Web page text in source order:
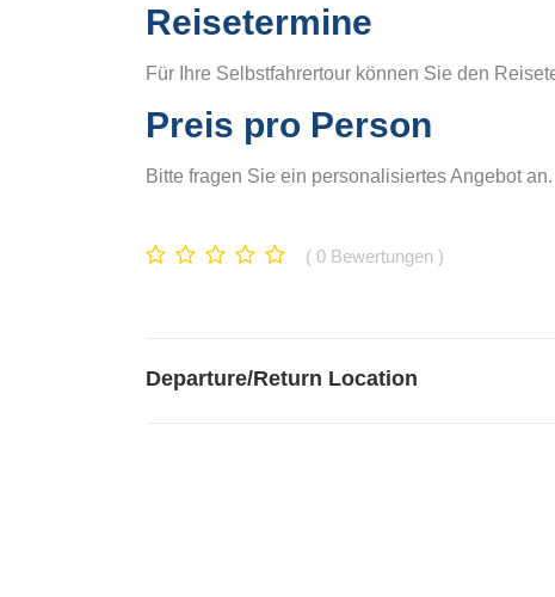
Reisetermine
Für Ihre Selbstfahrertour können Sie den
Preis pro Person
Bitte fragen Sie ein personalisiertes Angebot an.
0 Bewertungen
Departure/Return Location